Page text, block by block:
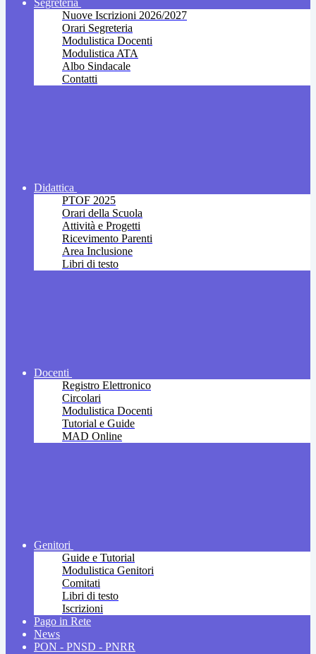
Segreteria
Nuove Iscrizioni 2026/2027
Orari Segreteria
Modulistica Docenti
Modulistica ATA
Albo Sindacale
Contatti
Didattica
PTOF 2025
Orari della Scuola
Attività e Progetti
Ricevimento Parenti
Area Inclusione
Libri di testo
Docenti
Registro Elettronico
Circolari
Modulistica Docenti
Tutorial e Guide
MAD Online
Genitori
Guide e Tutorial
Modulistica Genitori
Comitati
Libri di testo
Iscrizioni
Pago in Rete
News
PON - PNSD - PNRR